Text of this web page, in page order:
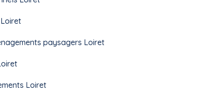
paysagers Loiret
Loiret